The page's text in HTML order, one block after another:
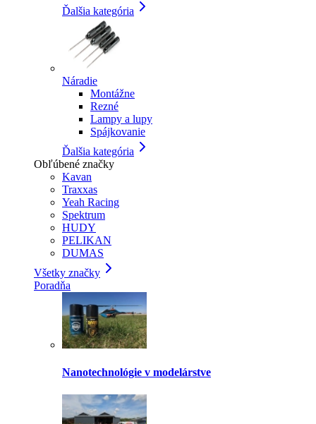
Ďalšia kategória
Náradie
Montážne
Rezné
Lampy a lupy
Spájkovanie
Ďalšia kategória
Obľúbené značky
Kavan
Traxxas
Yeah Racing
Spektrum
HUDY
PELIKAN
DUMAS
Všetky značky
Poradňa
Nanotechnológie v modelárstve